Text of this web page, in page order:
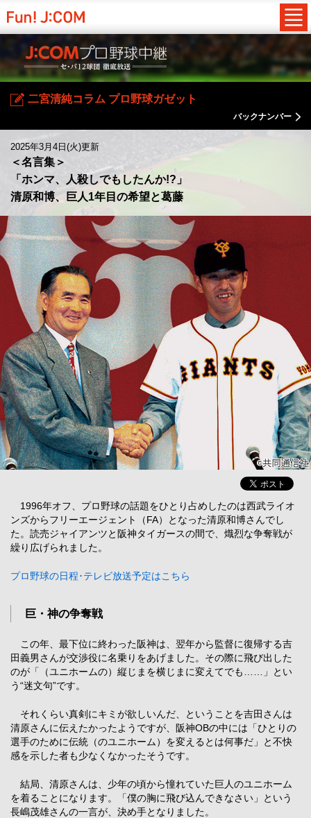
二宮清純コラム プロ野球ガゼット
バックナンバー
2025年3月4日(火)更新
＜名言集＞
「ホンマ、人殺しでもしたんか!?」
清原和博、巨人1年目の希望と葛藤
1996年オフ、プロ野球の話題をひとり占めしたのは西武ライオ
ンズからフリーエージェント（FA）となった清原和博さんでし
た。読売ジャイアンツと阪神タイガースの間で、熾烈な争奪戦が
繰り広げられました。
プロ野球の日程･テレビ放送予定はこちら
巨・神の争奪戦
この年、最下位に終わった阪神は、翌年から監督に復帰する吉
田義男さんが交渉役に名乗りをあげました。その際に飛び出した
のが「（ユニホームの）縦じまを横じまに変えてでも……」とい
う“迷文句”です。
それくらい真剣にキミが欲しいんだ、ということを吉田さんは
清原さんに伝えたかったようですが、阪神OBの中には「ひとりの
選手のために伝統（のユニホーム）を変えるとは何事だ」と不快
感を示した者も少なくなかったそうです。
結局、清原さんは、少年の頃から憧れていた巨人のユニホーム
を着ることになります。「僕の胸に飛び込んできなさい」という
長嶋茂雄さんの一言が、決め手となりました。